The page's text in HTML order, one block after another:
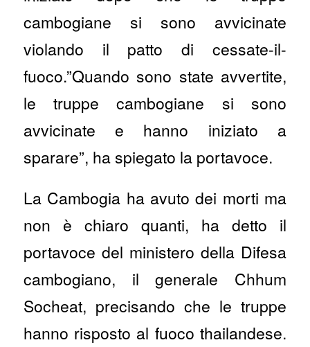
cambogiane si sono avvicinate
violando il patto di cessate-il-
fuoco.”Quando sono state avvertite,
le truppe cambogiane si sono
avvicinate e hanno iniziato a
sparare”, ha spiegato la portavoce.
La Cambogia ha avuto dei morti ma
non è chiaro quanti, ha detto il
portavoce del ministero della Difesa
cambogiano, il generale Chhum
Socheat, precisando che le truppe
hanno risposto al fuoco thailandese.